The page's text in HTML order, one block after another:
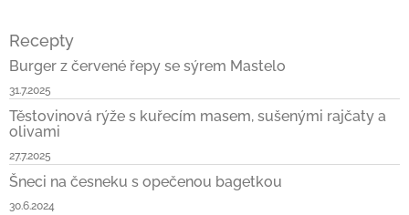
Recepty
Burger z červené řepy se sýrem Mastelo
31.7.2025
Těstovinová rýže s kuřecím masem, sušenými rajčaty a
olivami
27.7.2025
Šneci na česneku s opečenou bagetkou
30.6.2024